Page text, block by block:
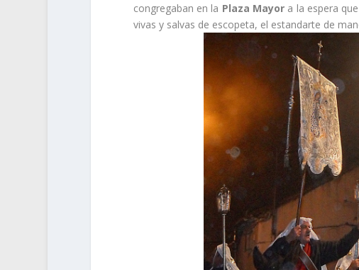
congregaban en la Plaza Mayor a la espera
vivas y salvas de escopeta, el estandarte de